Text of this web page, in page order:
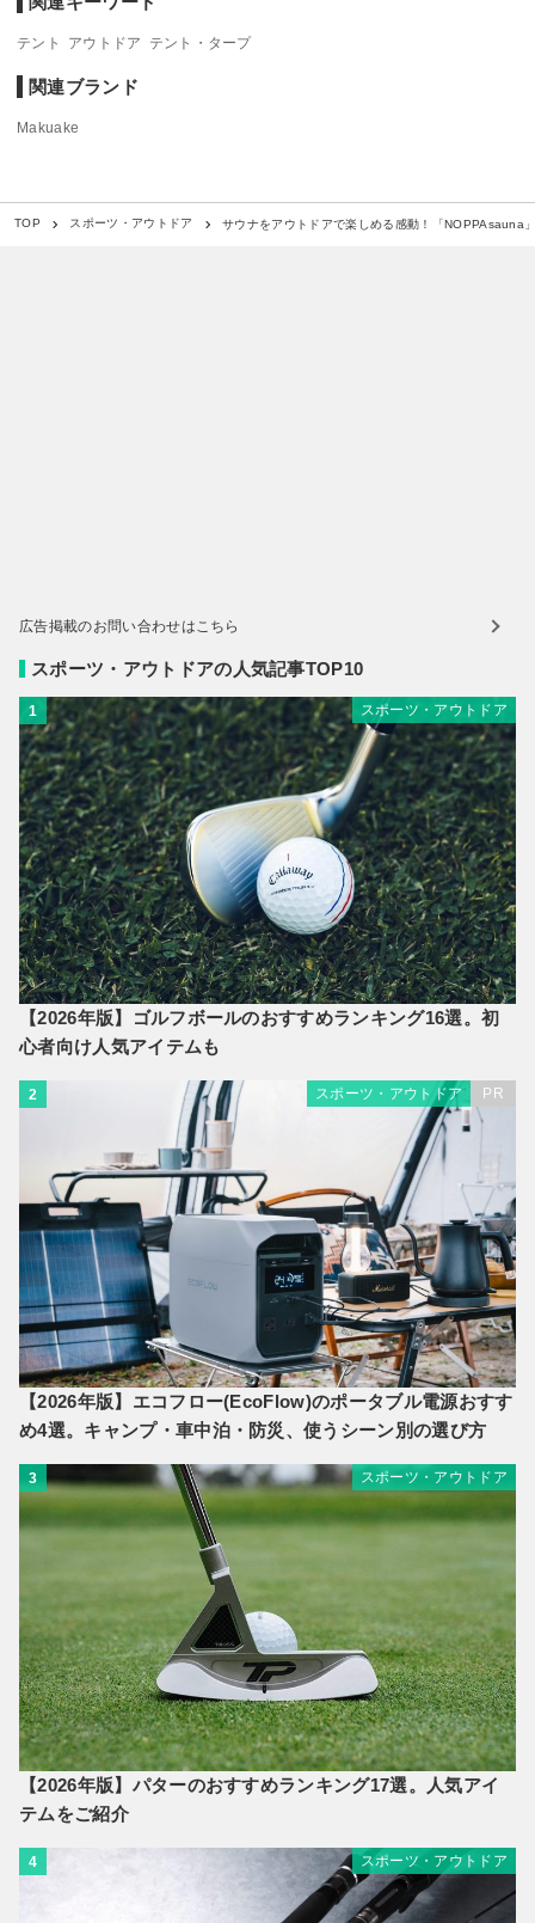
テント アウトドア テント・タープ
関連ブランド
Makuake
TOP スポーツ・アウトドア サウナをアウトドアで楽しめる感動！「NOPPAsauna
広告掲載のお問い合わせはこちら
スポーツ・アウトドアの人気記事TOP10
1 スポーツ・アウトドア
【2026年版】ゴルフボールのおすすめランキング16選。初
心者向け人気アイテムも
2 スポーツ・アウトドア PR
【2026年版】エコフロー(EcoFlow)のポータブル電源おすす
め4選。キャンプ・車中泊・防災、使うシーン別の選び方
3 スポーツ・アウトドア
【2026年版】パターのおすすめランキング17選。人気アイ
テムをご紹介
4 スポーツ・アウトドア